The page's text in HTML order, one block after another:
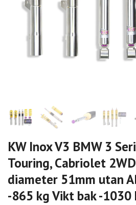
KW Inox V3 BMW 3
Touring, Cabriolet
diameter 51mm utan
-865 kg Vikt bak -1030